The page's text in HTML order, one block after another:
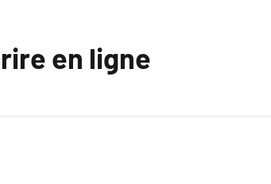
en ligne